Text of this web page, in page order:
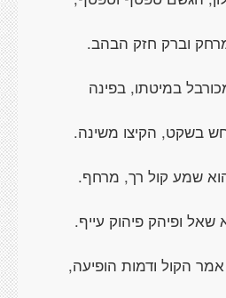
וברק חזק הבהב.
במיטתו, בפינה
בשקט, הקיצו משינה.
הוא שמע קול רך, מרחף.
ופיהק פיהוק עייף.
הקול ודמות הופיעה,